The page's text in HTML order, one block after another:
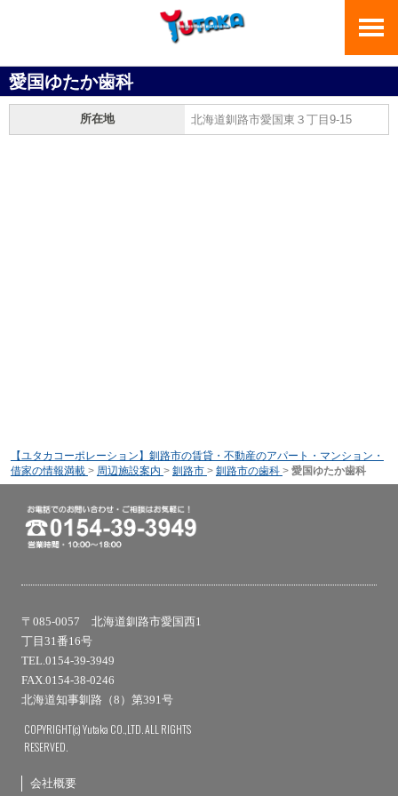
愛国ゆたか歯科
所在地 北海道釧路市愛国東３丁目9-15
【ユタカコーポレーション】釧路市の賃貸・不動産のアパート・マンション・
借家の情報満載 > 周辺施設案内 > 釧路市 > 釧路市の歯科 > 愛国ゆたか歯科
〒085-0057 北海道釧路市愛国西1
丁目31番16号
TEL.0154-39-3949
FAX.0154-38-0246
北海道知事釧路（8）第391号
COPYRIGHT(c) Yutaka CO.,LTD. ALL RIGHTS
RESERVED.
会社概要